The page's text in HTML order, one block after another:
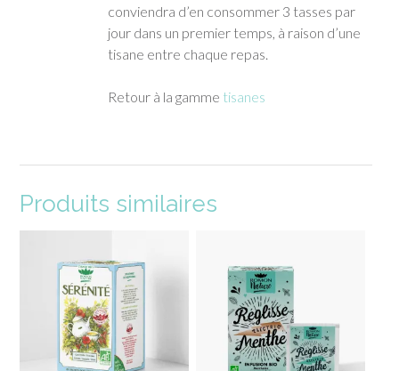
conviendra d’en consommer 3 tasses par
jour dans un premier temps, à raison d’une
tisane entre chaque repas.
Retour à la gamme tisanes
Produits similaires